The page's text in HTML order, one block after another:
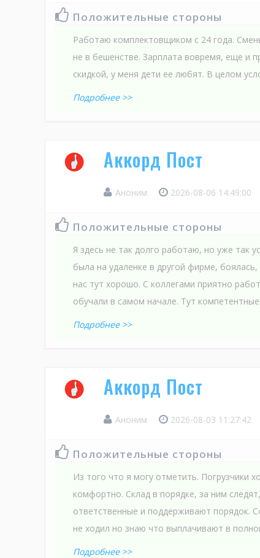
Положительные стороны
Работаю комплектовщиком с 24 года.
не в бешенстве. Зарплата вовремя, еще и
скидкой, у меня дети ее любят. В целом
Подробнее >>
Аккорд Пост
Аноним 2026-08-06 14:49:00
Положительные стороны
Я здесь не так долго работаю, но уже так
была на удаленке в другой фирме,
нас тут хорошо. С коллегами приятно
обучали в самом начале. Тут
Подробнее >>
Аккорд Пост
Аноним 2026-08-03 11:27:42
Положительные стороны
Из того что я могу отметить. Погрузчики
комфортно. Склад в порядке, за ним
ответственные и поддерживают порядок.
не ходил но знаю что выплачивают в
Подробнее >>